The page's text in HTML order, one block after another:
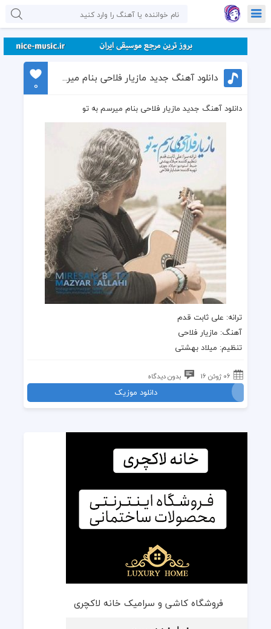
دانلود آهنگ جدید مازیار فلاحی بنام میرسم به تو
0
دانلود آهنگ جدید مازیار فلاحی بنام میرسم به تو
ترانه: علی ثابت قدم
آهنگ: مازیار فلاحی
تنظیم: میلاد بهشتی
06 ژوئن 16 بدون دیدگاه
دانلود موزیک
فروشگاه کاشی و سرامیک خانه لاکچری